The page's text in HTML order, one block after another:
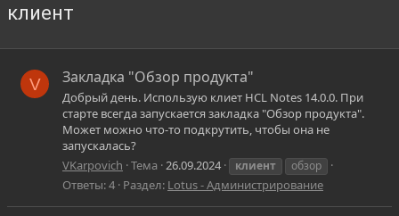
клиент
V Закладка "Обзор продукта"
Добрый день. Использую клиет HCL Notes 14.0.0. При
старте всегда запускается закладка "Обзор продукта".
Может можно что-то подкрутить, чтобы она не
запускалась?
VKarpovich Тема 26.09.2024 клиент обзор
Ответы: 4 Раздел: Lotus - Администрирование